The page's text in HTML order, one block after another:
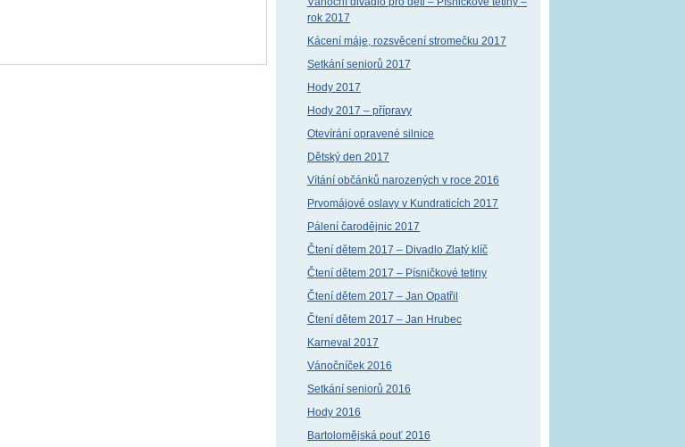
rok 2017
Kácení máje, rozsvěcení stromečku 2017
Setkání seniorů 2017
Hody 2017
Hody 2017 – přípravy
Otevírání opravené silnice
Dětský den 2017
Vítání občánků narozených v roce 2016
Prvomájové oslavy v Kundraticích 2017
Pálení čarodějnic 2017
Čtení dětem 2017 – Divadlo Zlatý klíč
Čtení dětem 2017 – Písničkové tetiny
Čtení dětem 2017 – Jan Opatřil
Čtení dětem 2017 – Jan Hrubec
Karneval 2017
Vánočníček 2016
Setkání seniorů 2016
Hody 2016
Bartolomějská pouť 2016